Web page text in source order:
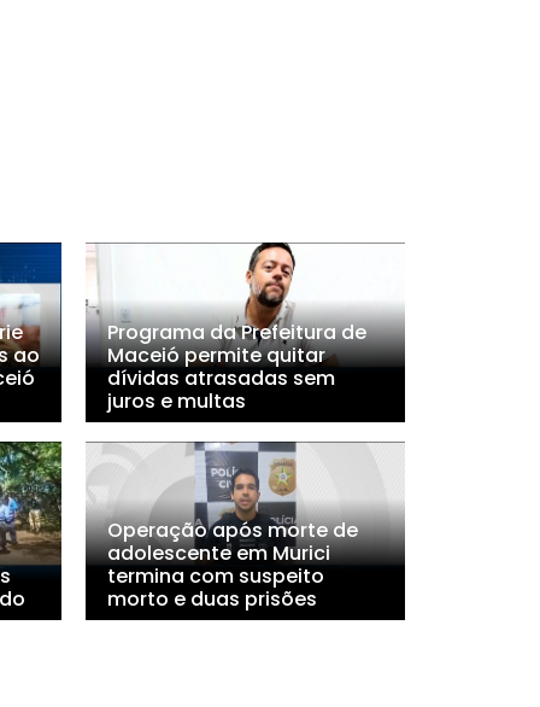
ao
Programa da Prefeitura de
Maceió permite quitar
dívidas atrasadas sem
juros e multas
Operação após morte de
adolescente em Murici
termina com suspeito
morto e duas prisões